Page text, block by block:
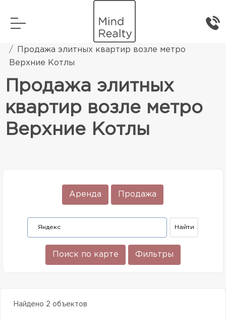
Элитная жилая недвижимость
Продажа элитных квартир возле метро
Верхние Котлы
Продажа элитных
квартир возле метро
Верхние Котлы
Аренда Продажа
Поиск по карте Фильтры
Найдено 2 объектов